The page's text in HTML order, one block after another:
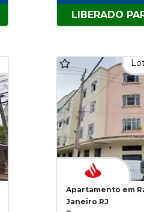
LIBERADO
Apartamento em
Janeiro RJ